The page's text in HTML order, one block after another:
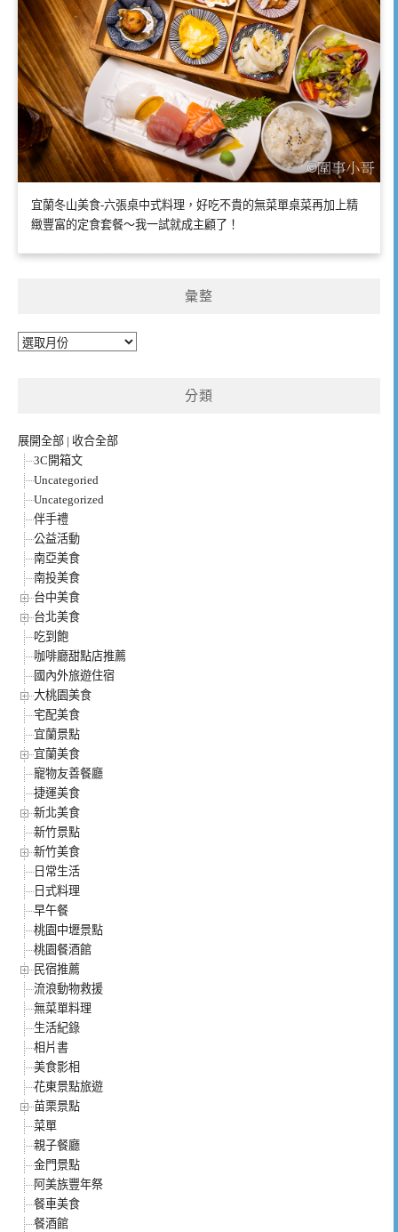
宜蘭冬山美食-六張桌中式料理，好吃不貴的無菜單桌菜再加上精
緻豐富的定食套餐～我一試就成主顧了！
彙整
彙
分類
展開全部 | 收合全部
3C開箱文
Uncategoried
Uncategorized
伴手禮
公益活動
南亞美食
南投美食
台中美食
台北美食
吃到飽
咖啡廳甜點店推薦
國內外旅遊住宿
大桃園美食
宅配美食
宜蘭景點
宜蘭美食
寵物友善餐廳
捷運美食
新北美食
新竹景點
新竹美食
日常生活
日式料理
早午餐
桃園中壢景點
桃園餐酒館
民宿推薦
流浪動物救援
無菜單料理
生活紀錄
相片書
美食影相
花東景點旅遊
苗栗景點
菜單
親子餐廳
金門景點
阿美族豐年祭
餐車美食
餐酒館